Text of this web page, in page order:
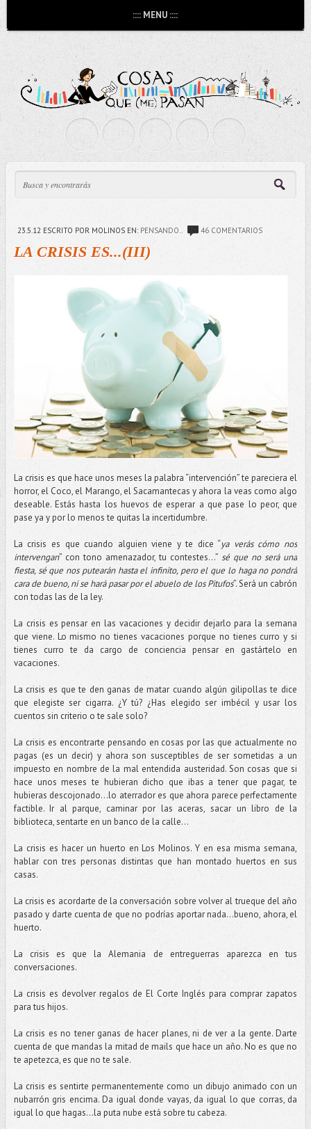
:::: MENU ::::
23.5.12 ESCRITO POR MOLINOS EN: PENSANDO.. 46 COMENTARIOS
LA CRISIS ES...(III)
La crisis es que hace unos meses la palabra “intervención” te pareciera el
horror, el Coco, el Marango, el Sacamantecas y ahora la veas como algo
deseable. Estás hasta los huevos de esperar a que pase lo peor, que
pase ya y por lo menos te quitas la incertidumbre.
La crisis es que cuando alguien viene y te dice “ya verás cómo nos
intervengan” con tono amenazador, tu contestes…” sé que no será una
fiesta, sé que nos putearán hasta el infinito, pero el que lo haga no pondrá
cara de bueno, ni se hará pasar por el abuelo de los Pitufos”. Será un cabrón
con todas las de la ley.
La crisis es pensar en las vacaciones y decidir dejarlo para la semana
que viene. Lo mismo no tienes vacaciones porque no tienes curro y si
tienes curro te da cargo de conciencia pensar en gastártelo en
vacaciones.
La crisis es que te den ganas de matar cuando algún gilipollas te dice
que elegiste ser cigarra. ¿Y tú? ¿Has elegido ser imbécil y usar los
cuentos sin criterio o te sale solo?
La crisis es encontrarte pensando en cosas por las que actualmente no
pagas (es un decir) y ahora son susceptibles de ser sometidas a un
impuesto en nombre de la mal entendida austeridad. Son cosas que si
hace unos meses te hubieran dicho que ibas a tener que pagar, te
hubieras descojonado…lo aterrador es que ahora parece perfectamente
factible. Ir al parque, caminar por las aceras, sacar un libro de la
biblioteca, sentarte en un banco de la calle…
La crisis es hacer un huerto en Los Molinos. Y en esa misma semana,
hablar con tres personas distintas que han montado huertos en sus
casas.
La crisis es acordarte de la conversación sobre volver al trueque del año
pasado y darte cuenta de que no podrías aportar nada…bueno, ahora, el
huerto.
La crisis es que la Alemania de entreguerras aparezca en tus
conversaciones.
La crisis es devolver regalos de El Corte Inglés para comprar zapatos
para tus hijos.
La crisis es no tener ganas de hacer planes, ni de ver a la gente. Darte
cuenta de que mandas la mitad de mails que hace un año. No es que no
te apetezca, es que no te sale.
La crisis es sentirte permanentemente como un dibujo animado con un
nubarrón gris encima. Da igual donde vayas, da igual lo que corras, da
igual lo que hagas...la puta nube está sobre tu cabeza.